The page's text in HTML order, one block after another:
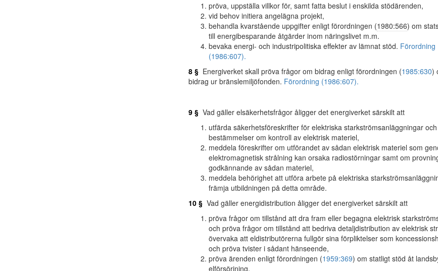
pröva, uppställa villkor för, samt fatta beslut i enskilda stödärenden,
vid behov initiera angelägna projekt,
behandla kvarstående uppgifter enligt förordningen (1980:566) om
till energibesparande åtgärder inom näringslivet m.m.
bevaka energi- och industripolitiska effekter av lämnat stöd. Förordning
(1986:607).
8 § Energiverket skall pröva frågor om bidrag enligt förordningen (1985:630)
bidrag ur bränslemiljöfonden. Förordning (1986:607).
9 § Vad gäller elsäkerhetsfrågor åligger det energiverket särskilt att
utfärda säkerhetsföreskrifter för elektriska starkströmsanläggningar
bestämmelser om kontroll av elektrisk materiel,
meddela föreskrifter om utförandet av sådan elektrisk materiel som
elektromagnetisk strålning kan orsaka radiostörningar samt om
godkännande av sådan materiel,
meddela behörighet att utföra arbete på elektriska
främja utbildningen på detta område.
10 § Vad gäller energidistribution åligger det energiverket särskilt att
pröva frågor om tillstånd att dra fram eller begagna elektrisk
och pröva frågor om tillstånd att bedriva detaljdistribution av elektrisk
övervaka att eldistributörerna fullgör sina förpliktelser som
och pröva tvister i sådant hänseende,
pröva ärenden enligt förordningen (1959:369) om statligt stöd åt
elförsörjning,